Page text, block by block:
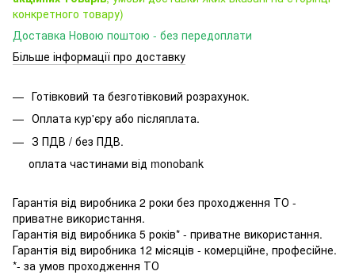
конкретного товару)
Доставка Новою поштою - без передоплати
Більше інформації про доставку
Готівковий та безготівковий розрахунок.
Оплата кур'єру або післяплата.
З ПДВ / без ПДВ.
оплата частинами від monobank
Гарантія від виробника 2 роки без проходження ТО -
приватне використання.
Гарантія від виробника 5 років* - приватне використання.
Гарантія від виробника 12 місяців - комерційне, професійне.
*- за умов проходження ТО